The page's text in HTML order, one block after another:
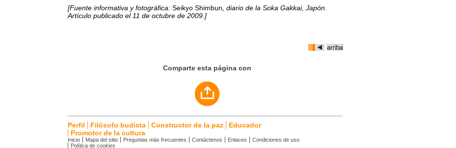
[Fuente informativa y fotográfica: Seikyo Shimbun , diario de la Soka Gakkai, Japón.
Artículo publicado el 11 de octubre de 2009.]
Comparte esta página con
Perfil Filósofo budista Constructor de la paz
Educador
Promotor de la cultura
Inicio Mapa del sitio Preguntas más frecuentes Contáctenos Enlaces
Condiciones de uso
Política de cookies